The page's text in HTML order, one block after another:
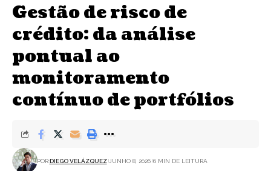
Gestão de risco de
crédito: da análise
pontual ao
monitoramento
contínuo de portfólios
POR:DIEGO VELÁZQUEZ JUNHO 8, 2026 6 MIN DE LEITURA